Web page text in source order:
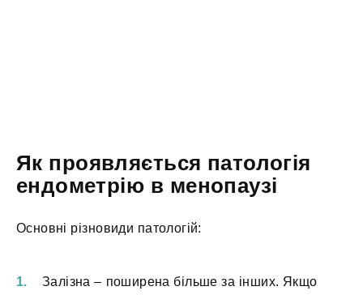
Як проявляється патологія
ендометрію в менопаузі
Основні різновиди патологій:
Залізна – поширена більше за інших. Якщо